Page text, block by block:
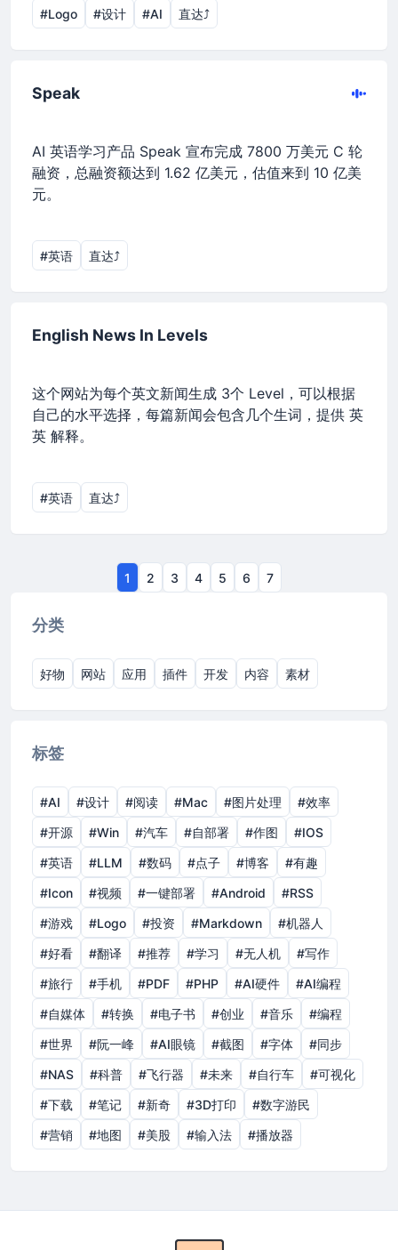
分类
好物 网站 应用 插件 开发 内容 素材
标签
#AI #设计 #阅读 #Mac #图片处理
#效率
#开源
#Win #汽车 #自部署 #作图
#IOS
#英语
#LLM #数码 #点子 #博客
#有趣
#Icon
#视频 #一键部署 #Android
#RSS
#游戏
#Logo #投资 #Markdown
#机器人
#好看
#翻译 #推荐 #学习 #无人机
#写作
#旅行
#手机 #PDF #PHP #AI硬件
#AI编程
#自媒体
#转换 #电子书 #创业 #音乐
#编程
#世界
#阮一峰 #AI眼镜 #截图 #字体
#同步
#NAS
#科普 #飞行器 #未来 #自行车
#可视化
#下载
#笔记 #新奇 #3D打印
#数字游民
#营销
#地图 #美股 #输入法 #播放器
#Logo #设计 #AI 直达⤴︎
Speak
AI 英语学习产品 Speak 宣布完成 7800 万美元 C 轮
融资，总融资额达到 1.62 亿美元，估值来到 10 亿美
元。
#英语 直达⤴︎
English News In Levels
这个网站为每个英文新闻生成 3个 Level，可以根据
自己的水平选择，每篇新闻会包含几个生词，提供 英
英 解释。
#英语 直达⤴︎
1 2 3 4 5 6 7